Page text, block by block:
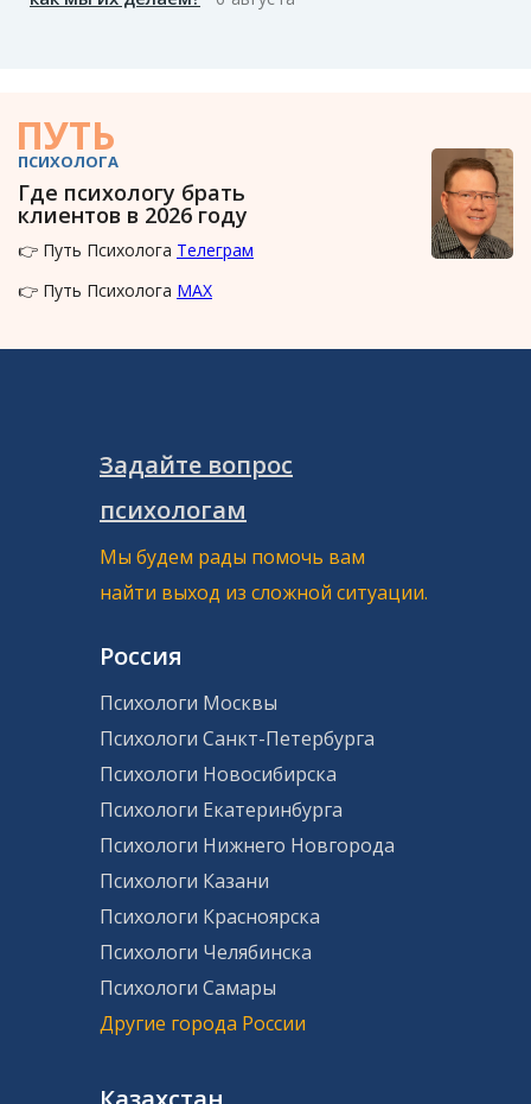
ПУТЬ
ПСИХОЛОГА
Где психологу брать
клиентов в 2026 году
👉 Путь Психолога Телеграм
👉 Путь Психолога MAX
Задайте вопрос
психологам
Мы будем рады помочь вам
найти выход из сложной ситуации.
Россия
Психологи Москвы
Психологи Санкт-Петербурга
Психологи Новосибирска
Психологи Екатеринбурга
Психологи Нижнего Новгорода
Психологи Казани
Психологи Красноярска
Психологи Челябинска
Психологи Самары
Другие города России